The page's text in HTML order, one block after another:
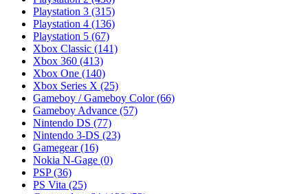
Playstation 3 (315)
Playstation 4 (136)
Playstation 5 (67)
Xbox Classic (141)
Xbox 360 (413)
Xbox One (140)
Xbox Series X (25)
Gameboy / Gameboy Color(66)
Gameboy Advance (57)
Nintendo DS (77)
Nintendo 3-DS (23)
Gamegear(16)
Nokia N-Gage (0)
PSP(36)
PS Vita (25)